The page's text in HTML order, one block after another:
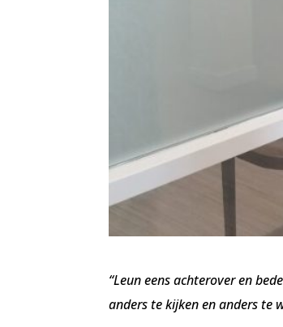
“Leun eens achterover en
anders te kijken en anders te